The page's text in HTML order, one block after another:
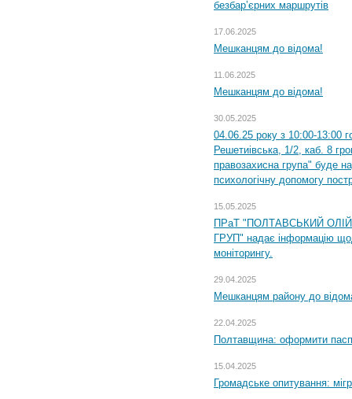
безбар’єрних маршрутів
17.06.2025
Мешканцям до відома!
11.06.2025
Мешканцям до відома!
30.05.2025
04.06.25 року з 10:00-13:00
Решетиівська, 1/2, каб. 8
правозахисна група" буде
психологічну допомогу
15.05.2025
ПРаТ "ПОЛТАВСЬКИЙ
ГРУП" надає інформацію
моніторингу.
29.04.2025
Мешканцям району до
22.04.2025
Полтавщина: оформити
15.04.2025
Громадське опитування: